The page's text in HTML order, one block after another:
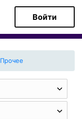
Войти
Прочее